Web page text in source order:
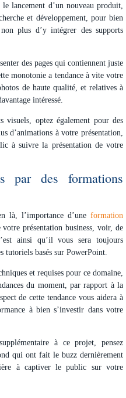
lancement d’un nouveau produit,
et développement, pour bien
plus d’y intégrer des supports
des pages qui contiennent juste
monotonie a tendance à vite votre
de haute qualité, et relatives à
intéressé.
visuels, optez également pour des
d’animations à votre présentation,
à suivre la présentation de votre
par des formations
là, l’importance d’une formation
votre présentation business, voir, de
ainsi qu’il vous sera toujours
tutoriels basés sur PowerPoint.
et requises pour ce domaine,
du moment, par rapport à la
de cette tendance vous aidera à
à bien s’investir dans votre
à ce projet, pensez
qui ont fait le buzz dernièrement
à captiver le public sur votre